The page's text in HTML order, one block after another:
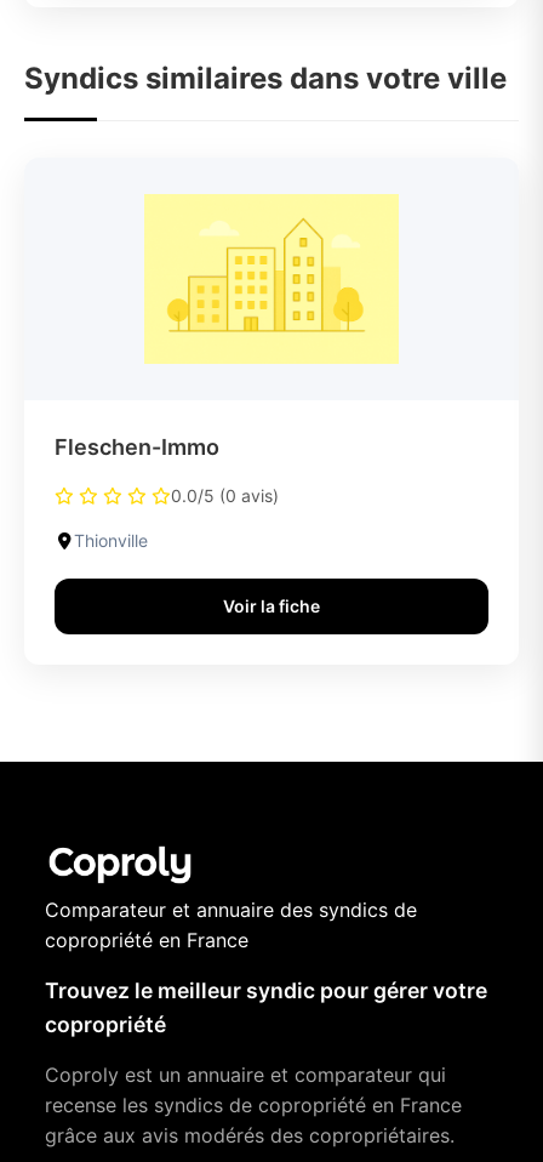
Syndics similaires dans votre ville
Fleschen-Immo
0.0/5 (0 avis)
Thionville
Voir la fiche
Comparateur et annuaire des syndics de
copropriété en France
Trouvez le meilleur syndic pour gérer votre
copropriété
Coproly est un annuaire et comparateur qui
recense les syndics de copropriété en France
grâce aux avis modérés des copropriétaires.